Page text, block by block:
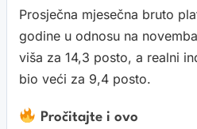
Prosječna mjesečna bruto
godine u odnosu na
viša za 14,3 posto, a realni
bio veći za 9,4 posto.
Pročitajte i ovo